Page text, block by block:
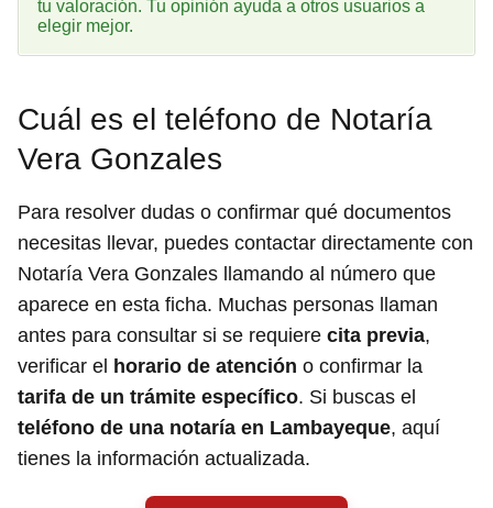
tu valoración. Tu opinión ayuda a otros usuarios a
elegir mejor.
Cuál es el teléfono de Notaría
Vera Gonzales
Para resolver dudas o confirmar qué documentos
necesitas llevar, puedes contactar directamente con
Notaría Vera Gonzales llamando al número que
aparece en esta ficha. Muchas personas llaman
antes para consultar si se requiere cita previa,
verificar el horario de atención o confirmar la
tarifa de un trámite específico. Si buscas el
teléfono de una notaría en Lambayeque, aquí
tienes la información actualizada.